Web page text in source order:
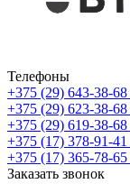
Телефоны
+375 (29) 643-38-68
+375 (29) 623-38-68
+375 (29) 619-38-68
+375 (17) 378-91-41
+375 (17) 365-78-65
Заказать звонок